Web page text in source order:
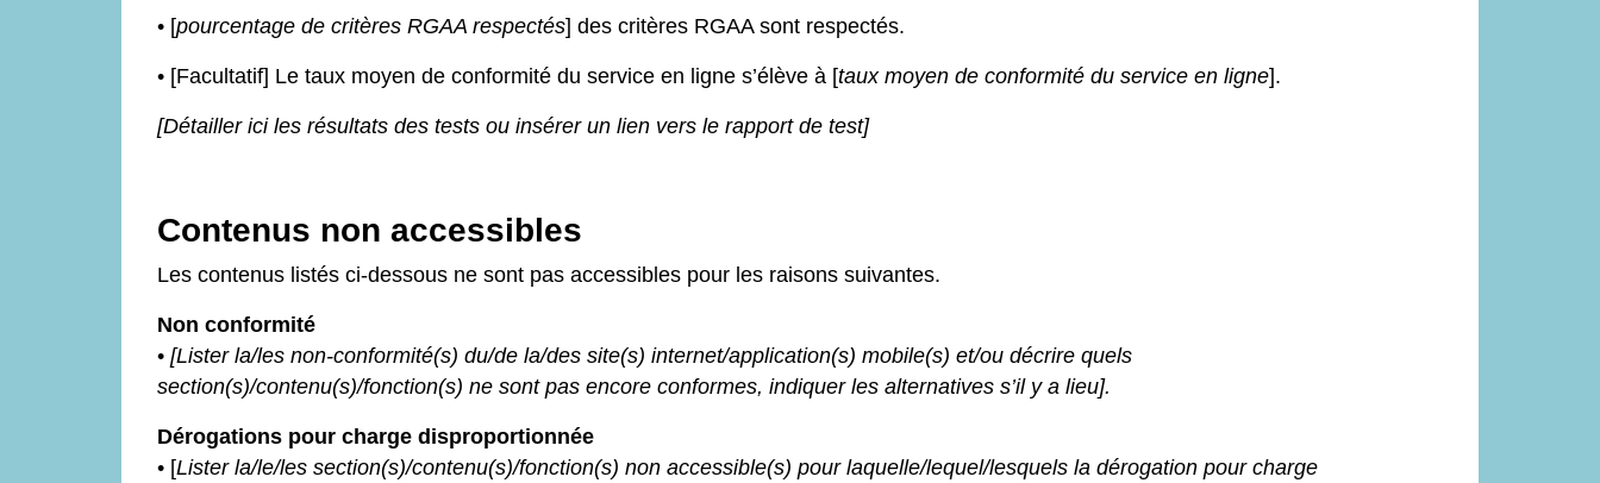
• [pourcentage de critères RGAA respectés] des critères RGAA sont respectés.
• [Facultatif] Le taux moyen de conformité du service en ligne s’élève à [taux moyen de conformité du service en ligne].
[Détailler ici les résultats des tests ou insérer un lien vers le rapport de test]
Contenus non accessibles
Les contenus listés ci-dessous ne sont pas accessibles pour les raisons suivantes.
Non conformité
• [Lister la/les non-conformité(s) du/de la/des site(s) internet/application(s) mobile(s) et/ou décrire quels
section(s)/contenu(s)/fonction(s) ne sont pas encore conformes, indiquer les alternatives s’il y a lieu].
Dérogations pour charge disproportionnée
• [Lister la/le/les section(s)/contenu(s)/fonction(s) non accessible(s) pour laquelle/lequel/lesquels la dérogation pour charge